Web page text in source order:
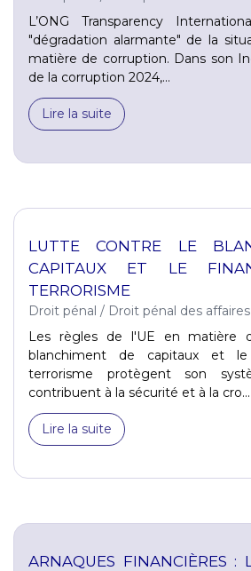
L’ONG Transparency
"dégradation alarmante" de la
matière de corruption. Dans son
de la corruption 2024,...
Lire la suite
LUTTE CONTRE LE
CAPITAUX ET LE
TERRORISME
Droit pénal / Droit pénal des affaires
Les règles de l'UE en matière
blanchiment de capitaux et
terrorisme protègent son
contribuent à la sécurité et à la cro...
Lire la suite
ARNAQUES FINANCIÈRES :